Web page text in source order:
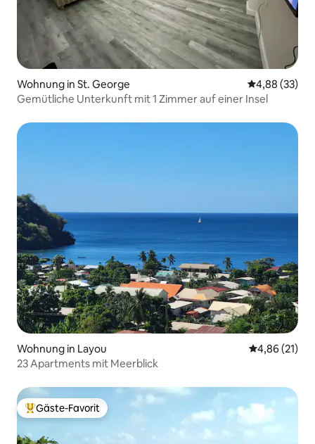
Wohnung in St. George
4,88 (33)
Gemütliche Unterkunft mit 1 Zimmer auf einer Insel
Wohnung in Layou
4,86 (21)
23 Apartments mit Meerblick
Beliebter Gäste-Favorit.
Gäste-Favorit